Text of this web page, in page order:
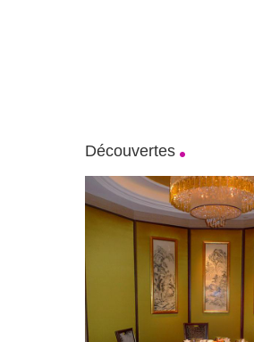
Découvertes